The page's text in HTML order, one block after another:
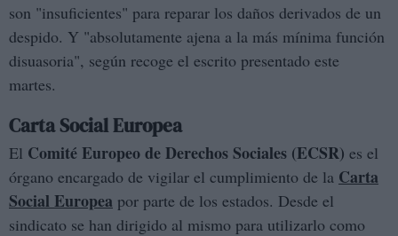
son "insuficientes" para reparar los daños derivados de un
despido. Y "absolutamente ajena a la más mínima función
disuasoria", según recoge el escrito presentado este
martes.
Carta Social Europea
El Comité Europeo de Derechos Sociales (ECSR) es el
órgano encargado de vigilar el cumplimiento de la Carta
Social Europea por parte de los estados. Desde el
sindicato se han dirigido al mismo para utilizarlo como